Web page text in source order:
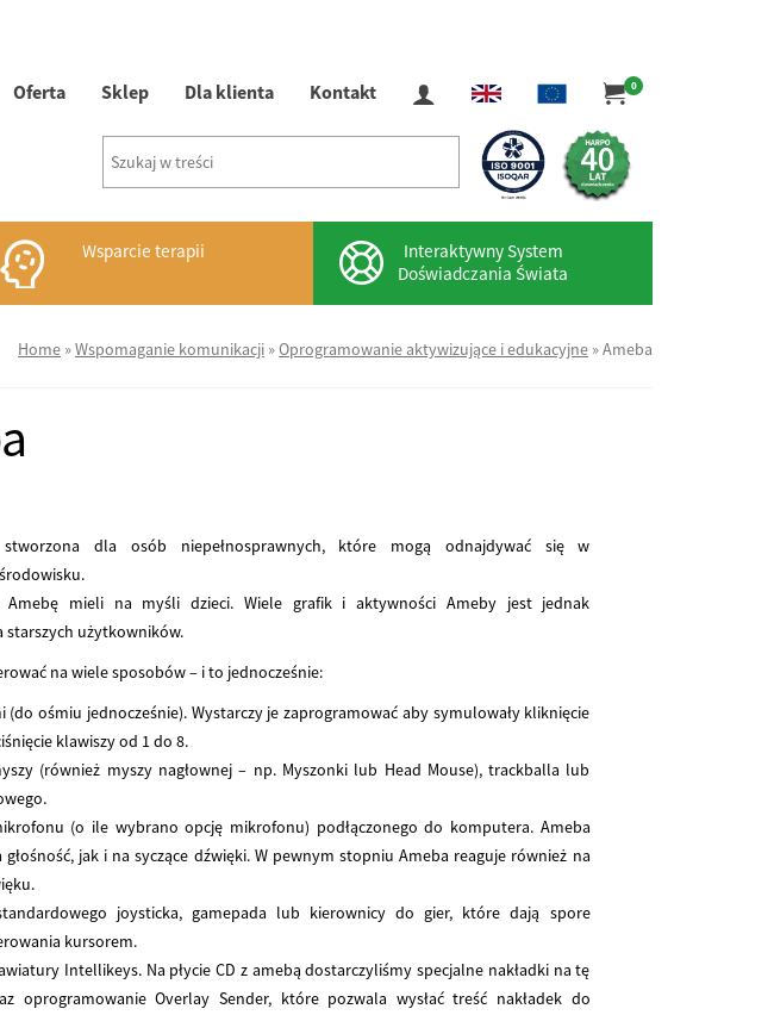
Oferta Sklep Dla klienta Kontakt 0
Wsparcie terapii
Interaktywny System
Doświadczania Świata
Home »Wspomaganie komunikacji »Oprogramowanie aktywizujące i edukacyjne »Ameba
stworzona dla osób niepełnosprawnych, które mogą odnajdywać się w
Amebę mieli na myśli dzieci. Wiele grafik i aktywności Ameby jest jednak
użytkowników.
na wiele sposobów – i to jednocześnie:
(do ośmiu jednocześnie). Wystarczy je zaprogramować aby symulowały kliknięcie
klawiszy od 1 do 8.
(również myszy nagłownej – np. Myszonki lub Head Mouse), trackballa lub
(o ile wybrano opcję mikrofonu) podłączonego do komputera. Ameba
głośność, jak i na syczące dźwięki. W pewnym stopniu Ameba reaguje również na
joysticka, gamepada lub kierownicy do gier, które dają spore
kursorem.
Intellikeys. Na płycie CD z amebą dostarczyliśmy specjalne nakładki na tę
oprogramowanie Overlay Sender, które pozwala wysłać treść nakładek do